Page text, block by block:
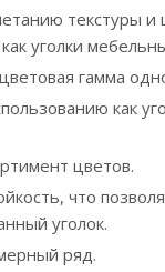
текстуры
уголки
гамма
как
цветов.
что
уголок.
ряд.